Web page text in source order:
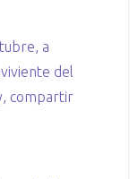
a
del
compartir